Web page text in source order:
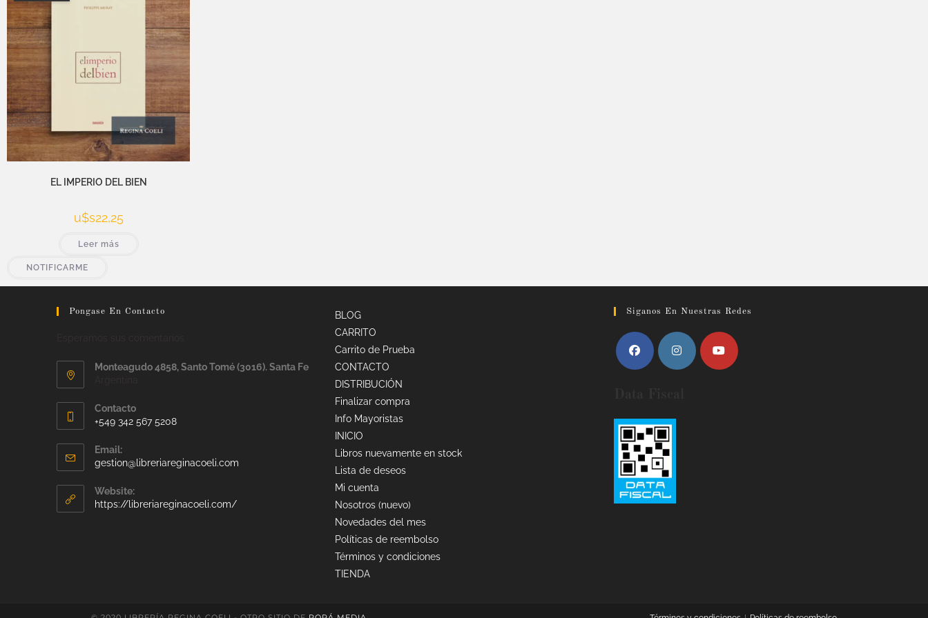
EL IMPERIO DEL BIEN
u$s22,25
Leer más
NOTIFICARME
Pongase En Contacto
Monteagudo 4858, Santo Tomé (3016). Santa Fe
Contacto
+549 342 567 5208
Email:
gestion@libreriareginacoeli.com
Website:
https://libreriareginacoeli.com/
BLOG
CARRITO
Carrito de Prueba
CONTACTO
DISTRIBUCIÓN
Finalizar compra
Info Mayoristas
INICIO
Libros nuevamente en stock
Lista de deseos
Mi cuenta
Nosotros (nuevo)
Novedades del mes
Políticas de reembolso
Términos y condiciones
TIENDA
Siganos En Nuestras Redes